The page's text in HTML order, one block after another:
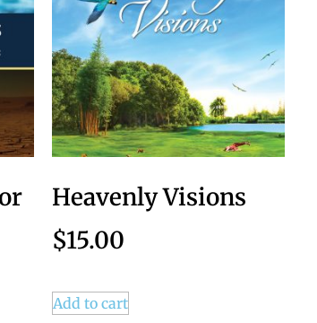
Heavenly Visions
$15.00
Add to cart